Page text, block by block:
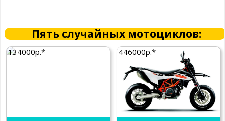
Пять случайных мотоциклов:
134000р.* 446000р.*